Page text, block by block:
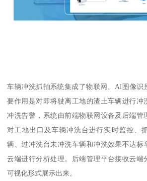
车辆冲洗抓拍系统集成了物联网、AI图像识
要作用是对即将驶离工地的渣土车辆进行冲
冲洗告警，系统由前端物联网设备及后端管
对工地出口及车辆冲洗台进行实时监控、
辆、过冲洗台未冲洗车辆和冲洗效果不达标
云端进行分析处理。后端管理平台接收云端
可视化形式展示出来。